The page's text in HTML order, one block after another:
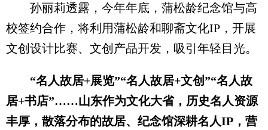
孙丽莉透露，今年年底，蒲松龄纪念馆与高
校签约合作，将利用蒲松龄和聊斋文化IP，开展
文创设计比赛、文创产品开发，吸引年轻目光。
“名人故居+展览”“名人故居+文创”“名人故
居+书店”……山东作为文化大省，历史名人资源
丰厚，散落分布的故居、纪念馆深耕名人IP，营